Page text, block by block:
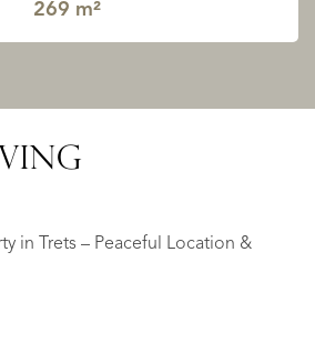
269 m²
in Trets – Peaceful Location &